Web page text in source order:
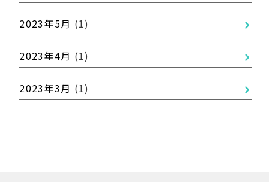
2023年5月 (1)
2023年4月 (1)
2023年3月 (1)